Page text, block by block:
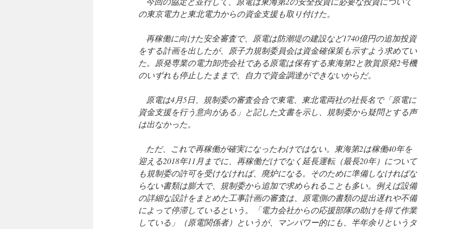
の東京電力と東北電力からの資金支援も取り付けた。
再稼働に向けた安全審査で、原電は防潮堤の建設など1740億円の追加投資
をする計画を出したが、原子力規制委員会は資金確保策も示すよう求めてい
た。原発専業の電力卸売会社である原電は保有する東海第2と敦賀原発2号機
のいずれも停止したままで、自力で資金調達ができないからだ。
原電は4月5日、規制委の審査会合で東電、東北電両社の社長名で「原電に
資金支援を行う意向がある」と記した文書を示し、規制委から疑問とする声
は出なかった。
ただ、これで再稼働が確実になったわけではない。東海第2は稼働40年を
迎える2018年11月までに、再稼働だけでなく延長運転（最長20年）について
も規制委の許可を受けなければ、廃炉になる。そのために準備しなければな
らない書類は膨大で、規制委から追加で求められることも多い。例えば設備
の詳細な設計をまとめた工事計画の審査は、原電側の書類の提出遅れや不備
によって停滞しているという。「電力会社からの応援部隊の助けを得て作業
している」（原電関係者）というが、マンパワー的にも、半年余りというタ